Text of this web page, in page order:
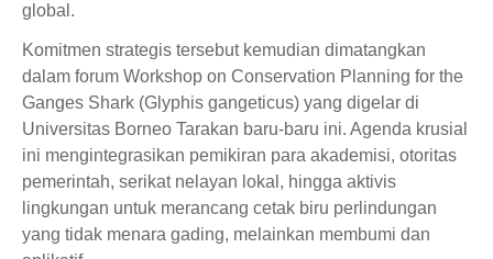
global.
Komitmen strategis tersebut kemudian dimatangkan
dalam forum Workshop on Conservation Planning for the
Ganges Shark (Glyphis gangeticus) yang digelar di
Universitas Borneo Tarakan baru-baru ini. Agenda krusial
ini mengintegrasikan pemikiran para akademisi, otoritas
pemerintah, serikat nelayan lokal, hingga aktivis
lingkungan untuk merancang cetak biru perlindungan
yang tidak menara gading, melainkan membumi dan